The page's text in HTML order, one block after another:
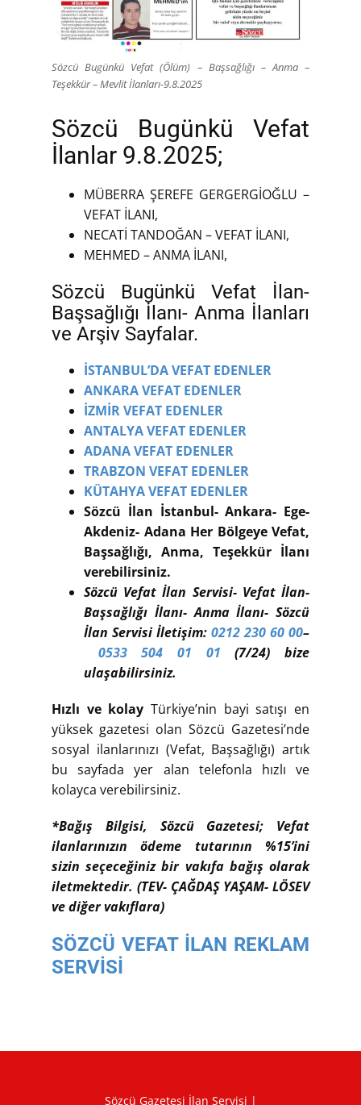
Sözcü Bugünkü Vefat (Ölüm) – Başsağlığı – Anma –
Teşekkür – Mevlit İlanları-9.8.2025
Sözcü Bugünkü Vefat
İlanlar 9.8.2025;
MÜBERRA ŞEREFE GERGERGİOĞLU –
VEFAT İLANI,
NECATİ TANDOĞAN – VEFAT İLANI,
MEHMED – ANMA İLANI,
Sözcü Bugünkü Vefat İlan-
Başsağlığı İlanı- Anma İlanları
ve Arşiv Sayfalar.
İSTANBUL’DA VEFAT EDENLER
ANKARA VEFAT EDENLER
İZMİR VEFAT EDENLER
ANTALYA VEFAT EDENLER
ADANA VEFAT EDENLER
TRABZON VEFAT EDENLER
KÜTAHYA VEFAT EDENLER
Sözcü İlan İstanbul- Ankara- Ege-
Akdeniz- Adana Her Bölgeye Vefat,
Başsağlığı, Anma, Teşekkür İlanı
verebilirsiniz.
Sözcü Vefat İlan Servisi- Vefat İlan-
Başsağlığı İlanı- Anma İlanı- Sözcü
İlan Servisi İletişim: 0212 230 60 00–
0533 504 01 01 (7/24) bize
ulaşabilirsiniz.
Hızlı ve kolay Türkiye’nin bayi satışı en
yüksek gazetesi olan Sözcü Gazetesi’nde
sosyal ilanlarınızı (Vefat, Başsağlığı) artık
bu sayfada yer alan telefonla hızlı ve
kolayca verebilirsiniz.
*Bağış Bilgisi, Sözcü Gazetesi; Vefat
ilanlarınızın ödeme tutarının %15’ini
sizin seçeceğiniz bir vakıfa bağış olarak
iletmektedir. (TEV- ÇAĞDAŞ YAŞAM- LÖSEV
ve diğer vakıflara)
SÖZCÜ VEFAT İLAN REKLAM
SERVİSİ
Sözcü Gazetesi İlan Servisi |